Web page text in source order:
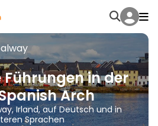
Führungen in der
Arch
Irland, auf Deutsch und in
Sprachen